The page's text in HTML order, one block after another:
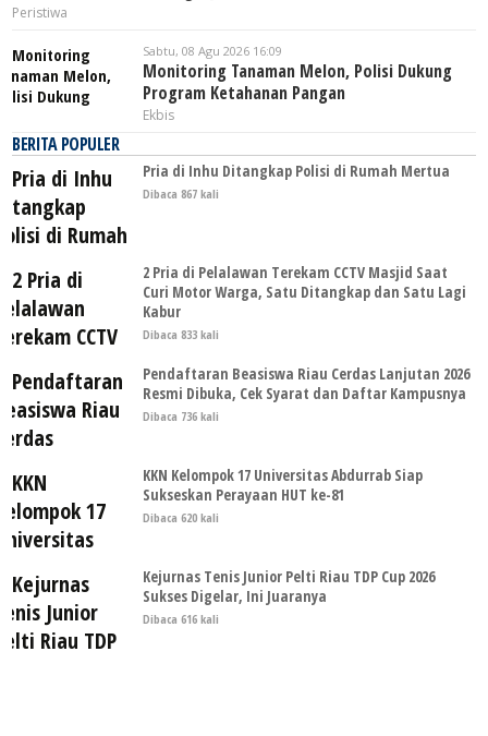
Peristiwa
Sabtu, 08 Agu 2026 16:09
Monitoring Tanaman Melon, Polisi Dukung
Program Ketahanan Pangan
Ekbis
BERITA POPULER
Pria di Inhu Ditangkap Polisi di Rumah Mertua
Dibaca 867 kali
2 Pria di Pelalawan Terekam CCTV Masjid Saat
Curi Motor Warga, Satu Ditangkap dan Satu Lagi
Kabur
Dibaca 833 kali
Pendaftaran Beasiswa Riau Cerdas Lanjutan 2026
Resmi Dibuka, Cek Syarat dan Daftar Kampusnya
Dibaca 736 kali
KKN Kelompok 17 Universitas Abdurrab Siap
Sukseskan Perayaan HUT ke-81
Dibaca 620 kali
Kejurnas Tenis Junior Pelti Riau TDP Cup 2026
Sukses Digelar, Ini Juaranya
Dibaca 616 kali